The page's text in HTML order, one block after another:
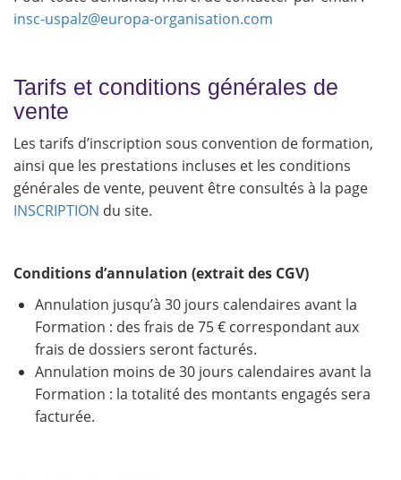
insc-uspalz@europa-organisation.com
Tarifs et conditions générales de
vente
Les tarifs d’inscription sous convention de formation,
ainsi que les prestations incluses et les conditions
générales de vente, peuvent être consultés à la page
INSCRIPTION du site.
Conditions d’annulation (extrait des CGV)
Annulation jusqu’à 30 jours calendaires avant la
Formation : des frais de 75 € correspondant aux
frais de dossiers seront facturés.
Annulation moins de 30 jours calendaires avant la
Formation : la totalité des montants engagés sera
facturée.